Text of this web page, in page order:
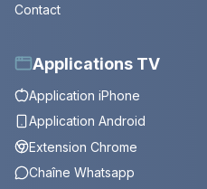
Contact
Applications TV
Application iPhone
Application Android
Extension Chrome
Chaîne Whatsapp